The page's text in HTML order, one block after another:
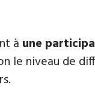
à une
le niveau de